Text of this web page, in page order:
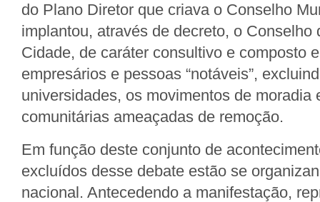
do Plano Diretor que criava o Conselho
implantou, através de decreto, o Conselho
Cidade, de caráter consultivo e composto
empresários e pessoas “notáveis”,
universidades, os movimentos de moradia
comunitárias ameaçadas de remoção.
Em função deste conjunto de
excluídos desse debate estão se
nacional. Antecedendo a manifestação,